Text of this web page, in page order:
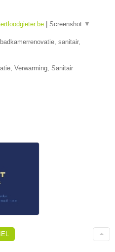
Screenshot ▼
sanitair,
Verwarming, Sanitair